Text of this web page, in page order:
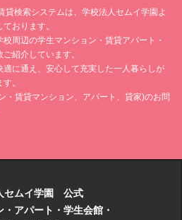
検索システムは、学校法人セムイ学園よ
おります。
周辺の学生マンション・賃貸アパート・
紹介しています。
に通え、安心して充実した一人暮らしが
。
・賃貸マンション、アパート、貸家)のお問
セムイ学園 公式
アパート・学生会館・